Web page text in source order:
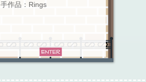
手作品：Rings